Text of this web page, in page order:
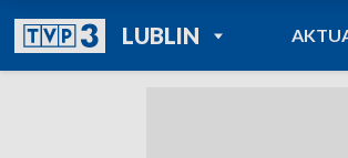
LUBLINPOWRÓT DO
TVP REGIONY